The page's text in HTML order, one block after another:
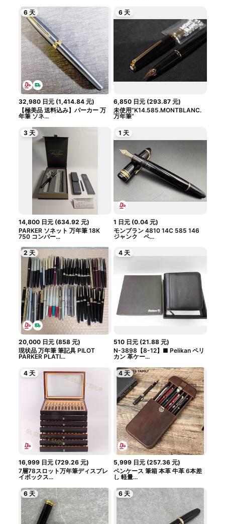
6 天
32,980 日元(1,414.84 元)
【極美品 送料込み】パーカー 万
年筆 ソネ...
6 天
6,850 日元 (293.87 元)
未使用”K14.585.MONTBLANC.
万年筆”
3 天
14,800 日元(634.92 元)
PARKER ソネット 万年筆 18K
750 コンバー...
1 天
1 日元 (0.04 元)
モンブラン 4810 14C 585 146
ジャンク ペ...
2 天
20,000 日元(858 元)
現状品 万年筆 筆記具 PILOT
PARKER PLATI...
4 天
510 日元 (21.88 元)
N-3898【8-12】■ Pelikan ペリ
カン 革ケー...
4 天
16,999 日元(729.26 元)
7層78スロット万年筆ディスプレ
イボックス...
4 天
5,999 日元 (257.36 元)
ペンケース 筆箱 本革 牛革 6本差
し 軽量...
6 天 6 天